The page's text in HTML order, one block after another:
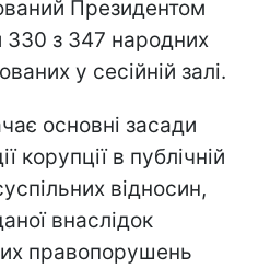
Президентом
330 з 347 народних
у сесійній залі.
основні засади
корупції в публічній
відносин,
внаслідок
правопорушень